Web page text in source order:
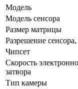
Модель
Модель сенсора
Размер матрицы
Разрешение
Чипсет
Скорость
затвора
Тип камеры